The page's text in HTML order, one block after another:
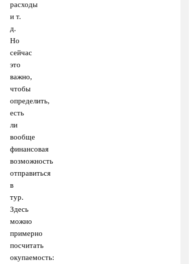
расходы
и т.
д.
Но
сейчас
это
важно,
чтобы
определить,
есть
ли
вообще
финансовая
возможность
отправиться
в
тур.
Здесь
можно
примерно
посчитать
окупаемость: